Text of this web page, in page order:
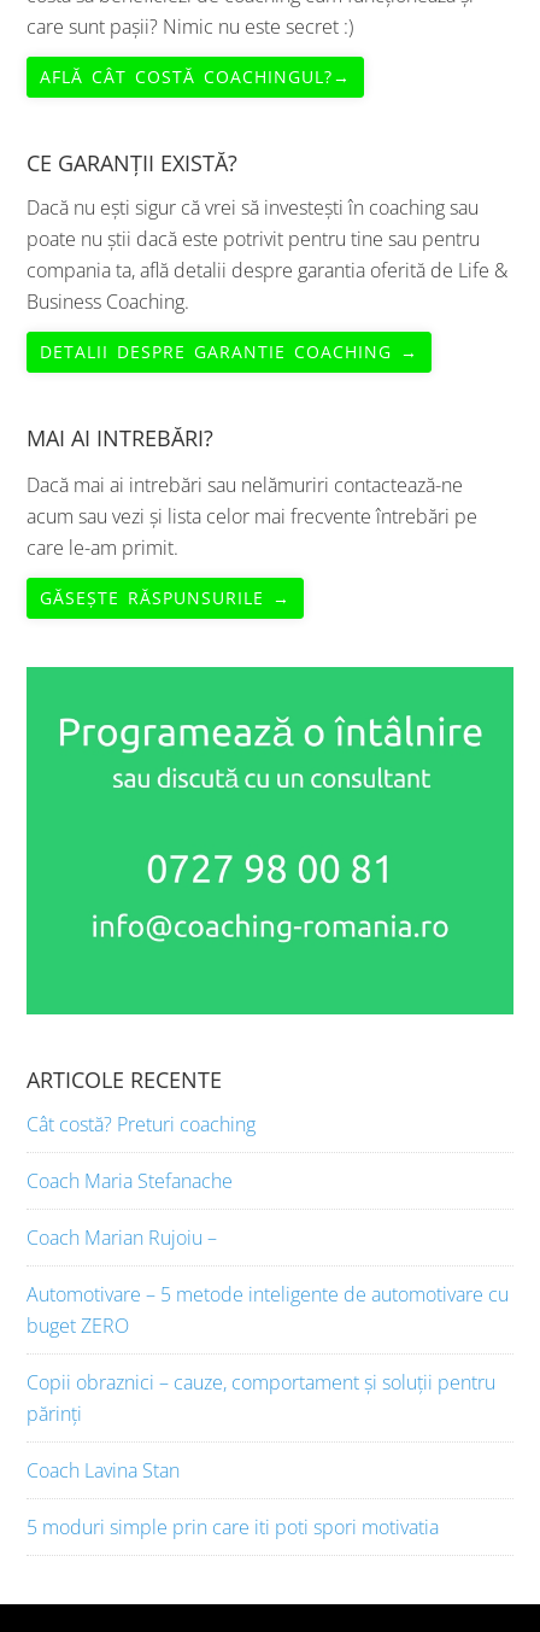
care sunt pașii? Nimic nu este secret :)
AFLĂ CÂT COSTĂ COACHINGUL?→
CE GARANȚII EXISTĂ?
Dacă nu ești sigur că vrei să investești în coaching sau
poate nu știi dacă este potrivit pentru tine sau pentru
compania ta, află detalii despre garantia oferită de Life &
Business Coaching.
DETALII DESPRE GARANTIE COACHING →
MAI AI INTREBĂRI?
Dacă mai ai intrebări sau nelămuriri contactează-ne
acum sau vezi și lista celor mai frecvente întrebări pe
care le-am primit.
GĂSEȘTE RĂSPUNSURILE →
ARTICOLE RECENTE
Cât costă? Preturi coaching
Coach Maria Stefanache
Coach Marian Rujoiu –
Automotivare – 5 metode inteligente de automotivare cu
buget ZERO
Copii obraznici – cauze, comportament și soluții pentru
părinți
Coach Lavina Stan
5 moduri simple prin care iti poti spori motivatia